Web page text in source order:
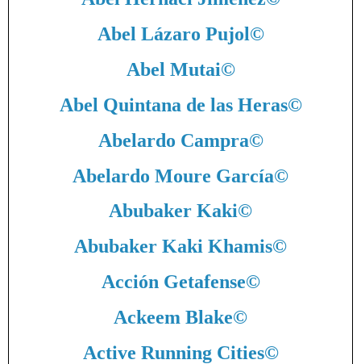
Abel Lázaro Pujol©
Abel Mutai©
Abel Quintana de las Heras©
Abelardo Campra©
Abelardo Moure García©
Abubaker Kaki©
Abubaker Kaki Khamis©
Acción Getafense©
Ackeem Blake©
Active Running Cities©